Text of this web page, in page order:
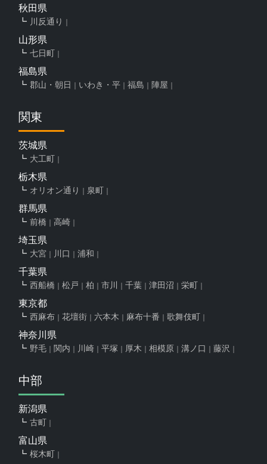
秋田県
川反通り
山形県
七日町
福島県
郡山・朝日 いわき・平 福島 陣屋
関東
茨城県
大工町
栃木県
オリオン通り 泉町
群馬県
前橋 高崎
埼玉県
大宮 川口 浦和
千葉県
西船橋 松戸 柏 市川 千葉 津田沼 栄町
東京都
西麻布 花壇街 六本木 麻布十番 歌舞伎町
神奈川県
野毛 関内 川崎 平塚 厚木 相模原 溝ノ口 藤沢
中部
新潟県
古町
富山県
桜木町